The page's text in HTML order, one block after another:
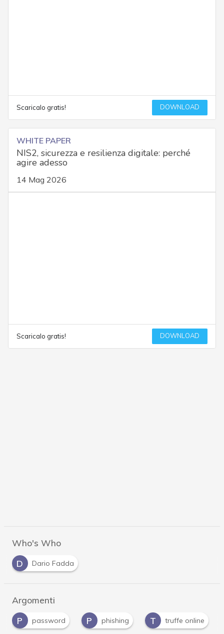
Scaricalo gratis! DOWNLOAD
WHITE PAPER
NIS2, sicurezza e resilienza digitale: perché
agire adesso
14 Mag 2026
Scaricalo gratis! DOWNLOAD
Who's Who
D
Dario Fadda
Argomenti
P
password P phishing T truffe online